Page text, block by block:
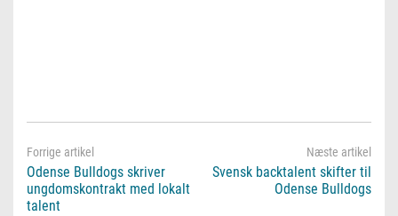
Odense Bulldogs skriver
ungdomskontrakt med lokalt
talent
Svensk backtalent skifter til
Odense Bulldogs